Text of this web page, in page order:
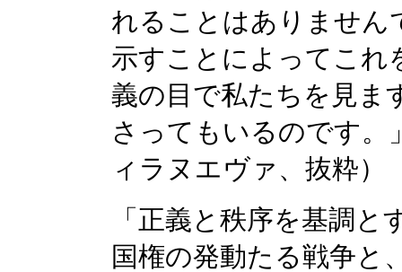
れることはありません
示すことによってこれ
義の目で私たちを見ま
さってもいるのです。
ィラヌエヴァ、抜粋）
「正義と秩序を基調
国権の発動たる戦争と